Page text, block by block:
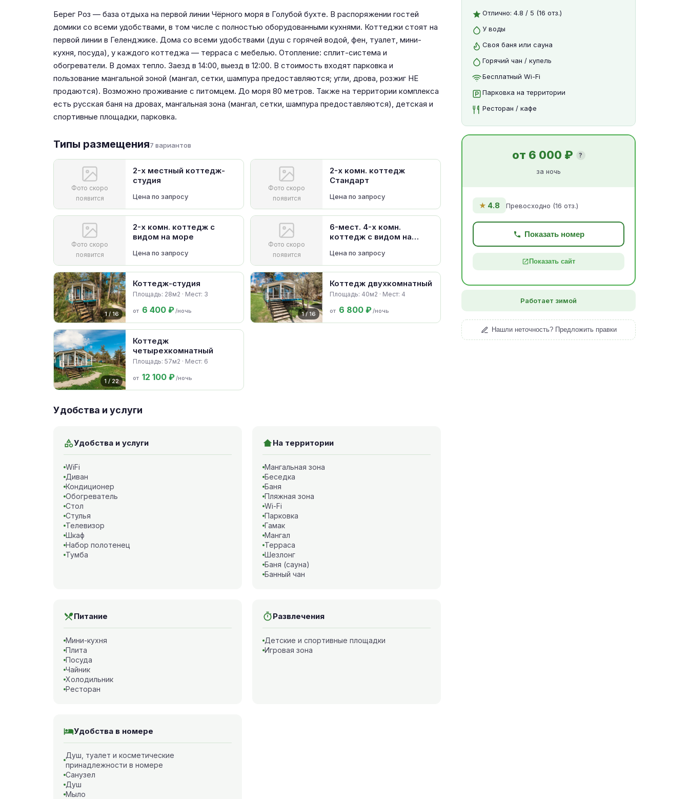
Берег Роз — база отдыха на первой линии Чёрного моря в Голубой бухте. В распоряжении гостей
домики со всеми удобствами, в том числе с полностью оборудованными кухнями. Коттеджи стоят на
первой линии в Геленджике. Дома со всеми удобствами (душ с горячей водой, фен, туалет, мини-
кухня, посуда), у каждого коттеджа — терраса с мебелью. Отопление: сплит-система и
обогреватели. В домах тепло. Заезд в 14:00, выезд в 12:00. В стоимость входят парковка и
пользование мангальной зоной (мангал, сетки, шампура предоставляются; угли, дрова, розжиг НЕ
продаются). Возможно проживание с питомцем. До моря 80 метров. Также на территории комплекса
есть русская баня на дровах, мангальная зона (мангал, сетки, шампура предоставляются), детская и
спортивные площадки, парковка.
Типы размещения7 вариантов
Фото скоро
появится
2-х местный коттедж-
студия
Цена по запросу
Фото скоро
появится
2-х комн. коттедж
Стандарт
Цена по запросу
Фото скоро
появится
2-х комн. коттедж с
видом на море
Цена по запросу
Фото скоро
появится
6-мест. 4-х комн.
коттедж с видом на
Цена по запросу
1 / 16
Коттедж-студия
Площадь: 28м2 · Мест: 3
от 6 400 ₽/ночь 1 / 16
Коттедж двухкомнатный
Площадь: 40м2 · Мест: 4
от 6 800 ₽/ночь
1 / 22
Коттедж
четырехкомнатный
Площадь: 57м2 · Мест: 6
от 12 100 ₽/ночь
Удобства и услуги
Удобства и услуги
WiFi
Диван
Кондиционер
Обогреватель
Стол
Стулья
Телевизор
Шкаф
Набор полотенец
Тумба
На территории
Мангальная зона
Беседка
Баня
Пляжная зона
Wi-Fi
Парковка
Гамак
Мангал
Терраса
Шезлонг
Баня (сауна)
Банный чан
Питание
Мини-кухня
Плита
Посуда
Чайник
Холодильник
Ресторан
Развлечения
Детские и спортивные площадки
Игровая зона
Удобства в номере
Душ, туалет и косметические
принадлежности в номере
Санузел
Душ
Мыло
Отлично: 4.8 / 5 (16 отз.)
У воды
Своя баня или сауна
Горячий чан / купель
Бесплатный Wi-Fi
Парковка на территории
Ресторан / кафе
от 6 000 ₽ ?
за ночь
★ 4.8 Превосходно (16 отз.)
Показать номер
Показать сайт
Работает зимой
Нашли неточность? Предложить правки